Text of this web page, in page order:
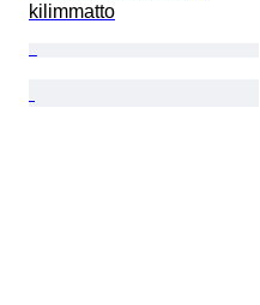
kilimmatto